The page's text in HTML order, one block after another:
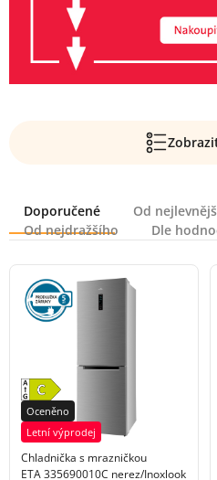
Řazení
Doporučené
Od
Od nejdražšího
Dle
Oceněno
Letní výprodej
Chladnička s mrazničkou
ETA 335690010C nerez/Inoxlook